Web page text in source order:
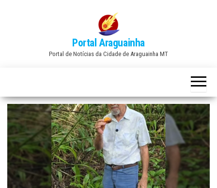
Portal Araguainha
Portal de Notícias da Cidade de Araguainha MT